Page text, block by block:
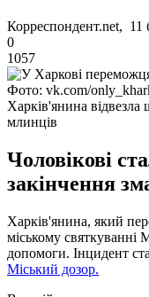
Корреспондент.net, 11
0
1057
Фото: vk.com/
Харків'янина відвезла
млинців
Чоловікові
закінчення
Харків'янина, який
міському святкуванні
допомоги. Інцидент
Міський дозор.